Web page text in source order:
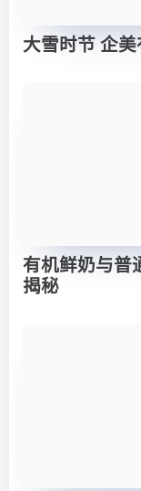
大雪时节 企
有机鲜奶与普
揭秘